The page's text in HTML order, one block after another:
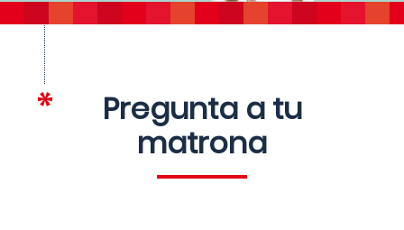
Pregunta a tu
matrona